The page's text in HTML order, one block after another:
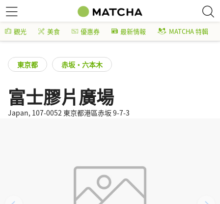
觀光 美食 優惠券 最新情報 MATCHA 特輯
東京都 赤坂・六本木
富士膠片廣場
Japan, 107-0052 東京都港區赤坂 9-7-3